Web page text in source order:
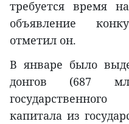
требуется время
объявление
отметил он.
В январе было
донгов (687
капитала из